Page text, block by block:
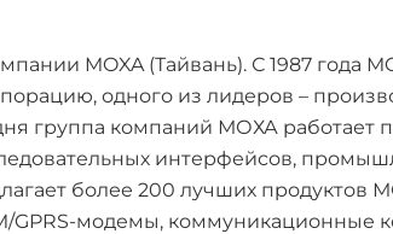
MOXA (Тайвань). С 1987 года
одного из лидеров –
группа компаний МОХА работает
интерфейсов,
более 200 лучших продуктов
GPRS-модемы, коммуникационные